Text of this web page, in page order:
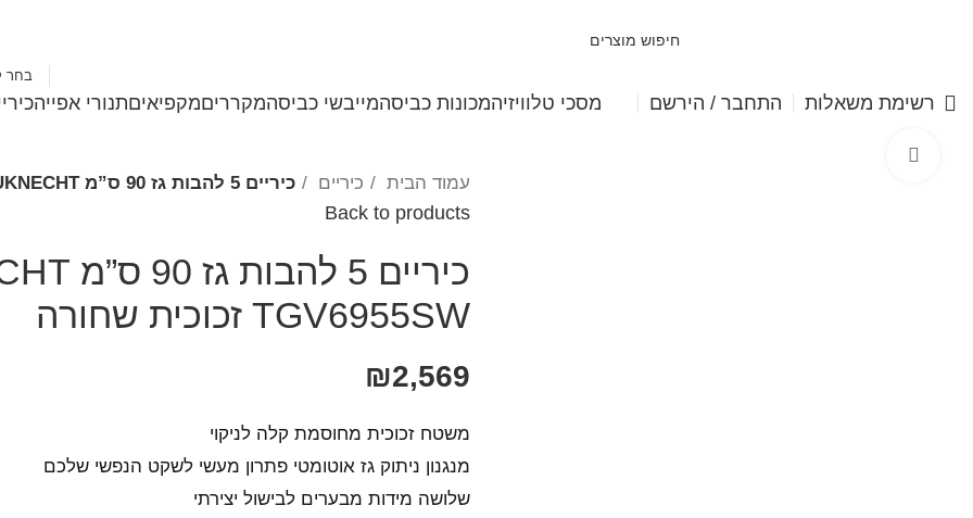
בחר
רשימת משאלות התחבר / הירשם מסכי טלוויזיהמכונות כביסהמייבשי כביסהמקרריםמקפיאיםתנורי אפייה
עמוד הבית כיריים כיריים 5 להבות גז 90 ס”מ BAUKNECHT באוכנכט דגם TGV6955SW זכוכית שחורה
Back to products
TGV6955SW זכוכית שחורה
₪2,569
משטח זכוכית מחוסמת קלה לניקוי
מנגנון ניתוק גז אוטומטי פתרון מעשי לשקט הנפשי שלכם
שלושה מידות מבערים לבישול יצירתי